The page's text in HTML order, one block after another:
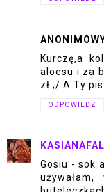
Kurczę,a
aloesu i za
zł ;/ A Ty
ODPOWIEDZ
KASIANAFALI
Gosiu - sok